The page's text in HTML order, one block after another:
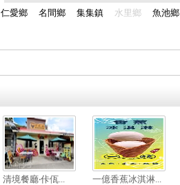
仁愛鄉 名間鄉 集集鎮 水里鄉 魚池鄉
清境餐廳‧佧佤... 一億香蕉冰淇淋...